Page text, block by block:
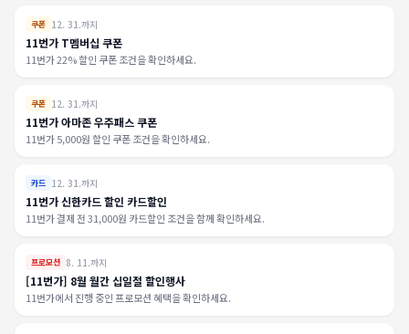
쿠폰 12. 31.까지
11번가 T멤버십 쿠폰
11번가 22% 할인 쿠폰 조건을 확인하세요.
쿠폰 12. 31.까지
11번가 아마존 우주패스 쿠폰
11번가 5,000원 할인 쿠폰 조건을 확인하세요.
카드 12. 31.까지
11번가 신한카드 할인 카드할인
11번가 결제 전 31,000원 카드할인 조건을 함께 확인하세요.
프로모션 8. 11.까지
[11번가] 8월 월간 십일절 할인행사
11번가에서 진행 중인 프로모션 혜택을 확인하세요.